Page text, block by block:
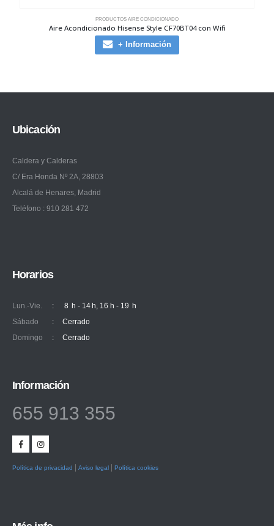
PRODUCTOS AIRE CONDICIONADO
Aire Acondicionado Hisense Style CF70BT04 con Wifi
+ Información
Ubicación
Caldera y Calderas
C/ Era Honda Nº 2A, 28803
Alcalá de Henares, Madrid
Teléfono : 910 281 472
Horarios
Lun.-Vie. :
8 h - 14 h, 16 h - 19 h
Sábado
:
Cerrado
Domingo
: Cerrado
Información
655 913 355
Política de privacidad Aviso legal Política cookies